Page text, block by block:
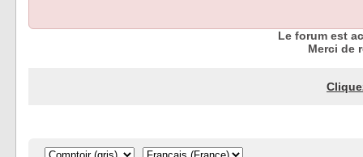
Le forum est
Merci de